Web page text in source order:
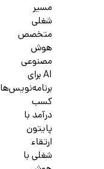
مسیر
شغلی
متخصص
هوش
مصنوعی
AI برای
برنامه‌نویس‌ها
کسب
درآمد با
پایتون
ارتقاء
شغلی با